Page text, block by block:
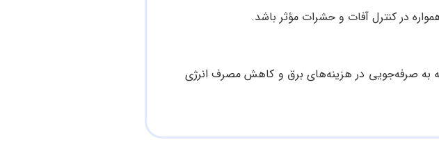
در کنترل آفات و حشرات مؤثر باشد.
دستگاه بسیار پایین است، کمتر از یک لامپ ۴ وات، که به صرفه‌جویی در هزینه‌های برق و کاهش مصرف انرژی